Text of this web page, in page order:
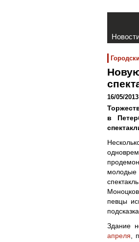
16/05/
в
молодые
певцы
Здание
апреля ,